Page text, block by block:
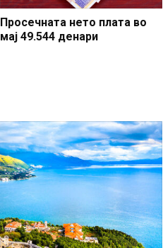
Просечната нето плата во
мај 49.544 денари